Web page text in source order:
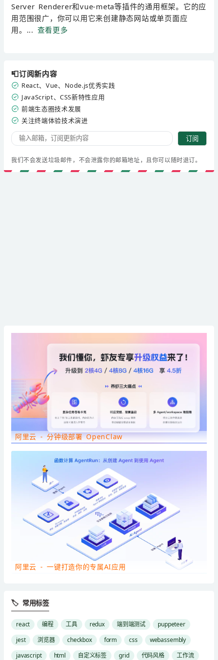
Server Renderer和vue-meta等插件的通用框架。它的应
用范围很广，你可以用它来创建静态网站或单页面应
用。... 查看更多
📮订阅新内容
React、Vue、Node.js优秀实践
JavaScript、CSS新特性应用
前端生态圈技术发展
关注终端体验技术演进
订阅
我们不会发送垃圾邮件，不会泄露你的邮箱地址，且你可以随时退订。
阿里云 - 分钟级部署 OpenClaw
阿里云 - 一键打造你的专属AI应用
🏷 常用标签
react 编程 工具 redux 端到端测试
puppeteer
jest
浏览器 checkbox form css
webassembly
javascript
html 自定义标签 grid 代码风格
工作流